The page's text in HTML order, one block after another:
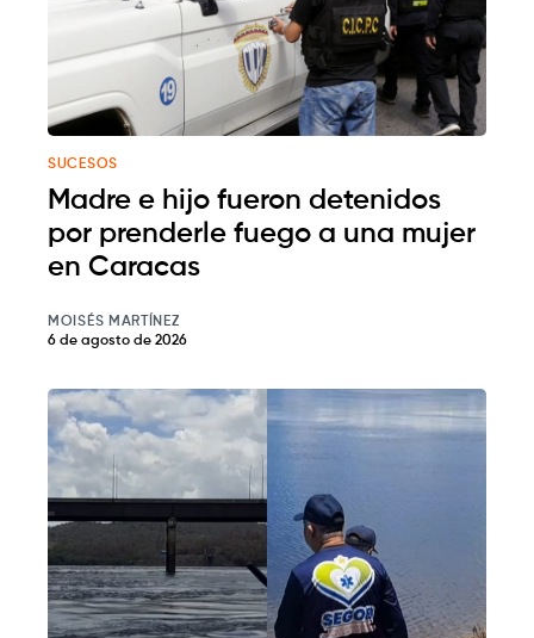
SUCESOS
Madre e hijo fueron detenidos
por prenderle fuego a una mujer
en Caracas
MOISÉS MARTÍNEZ
6 de agosto de 2026